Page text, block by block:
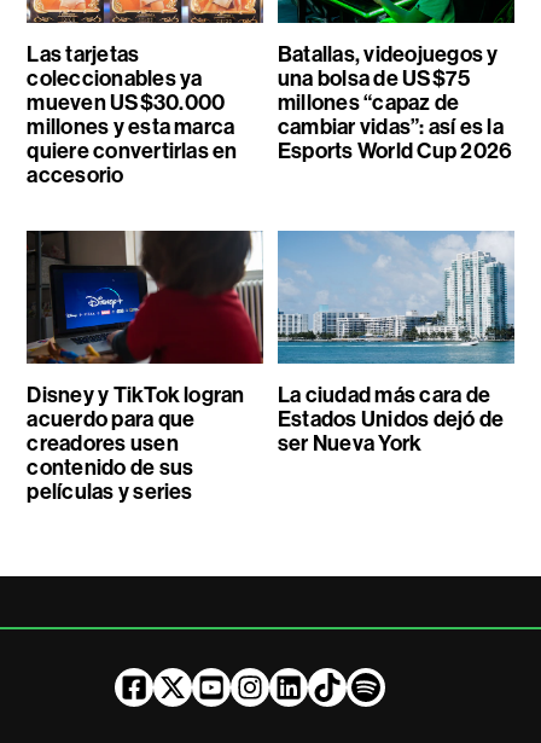
Las tarjetas
coleccionables ya
mueven US$30.000
millones y esta marca
quiere convertirlas en
accesorio
Batallas, videojuegos y
una bolsa de US$75
millones “capaz de
cambiar vidas”: así es la
Esports World Cup 2026
Disney y TikTok logran
acuerdo para que
creadores usen
contenido de sus
películas y series
La ciudad más cara de
Estados Unidos dejó de
ser Nueva York